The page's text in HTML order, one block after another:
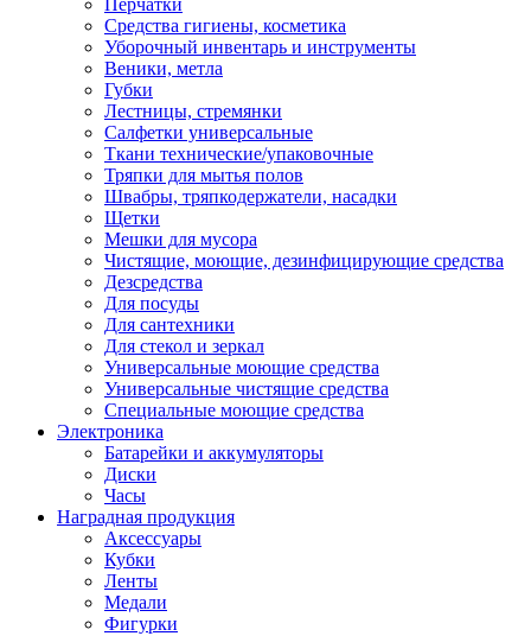
Перчатки
Средства гигиены, косметика
Уборочный инвентарь и инструменты
Веники, метла
Губки
Лестницы, стремянки
Салфетки универсальные
Ткани технические/упаковочные
Тряпки для мытья полов
Швабры, тряпкодержатели, насадки
Щетки
Мешки для мусора
Чистящие, моющие, дезинфицирующие средства
Дезсредства
Для посуды
Для сантехники
Для стекол и зеркал
Универсальные моющие средства
Универсальные чистящие средства
Специальные моющие средства
Электроника
Батарейки и аккумуляторы
Диски
Часы
Наградная продукция
Аксессуары
Кубки
Ленты
Медали
Фигурки